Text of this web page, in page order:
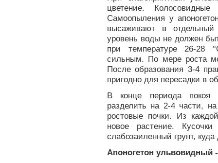
цветение.
Самоопыления у
высаживают в
уровень воды не должен
при температуре 26-28
сильным. По мере роста
После образования 3-4
пригодно для пересадки в
В конце периода покоя
разделить на 2-4 части,
ростовые почки. Из
новое растение.
слабозаиленный грунт,
Апоногетон ульвовидный